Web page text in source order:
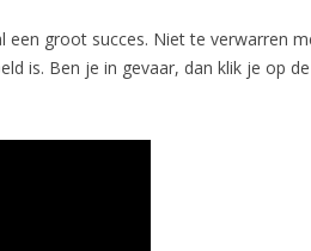
een groot succes. Niet te verwarren
is. Ben je in gevaar, dan klik je op